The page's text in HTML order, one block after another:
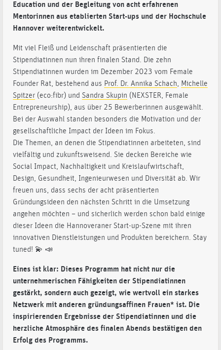
Education und der Begleitung von acht erfahrenen
Mentorinnen aus etablierten Start-ups und der Hochschule
Hannover weiterentwickelt.
Mit viel Fleiß und Leidenschaft präsentierten die
Stipendiatinnen nun ihren finalen Stand. Die zehn
Stipendiatinnen wurden im Dezember 2023 vom Female
Founder Rat, bestehend aus Prof. Dr. Annika Schach, Michelle
Spitzer (eco:fibr) und Sandra Skupin (NEXSTER, Female
Entrepreneurship), aus über 25 Bewerberinnen ausgewählt.
Bei der Auswahl standen besonders die Motivation und der
gesellschaftliche Impact der Ideen im Fokus.
Die Themen, an denen die Stipendiatinnen arbeiteten, sind
vielfältig und zukunftsweisend. Sie decken Bereiche wie
Social Impact, Nachhaltigkeit und Kreislaufwirtschaft,
Design, Gesundheit, Ingenieurwesen und Diversität ab. Wir
freuen uns, dass sechs der acht präsentierten
Gründungsideen den nächsten Schritt in die Umsetzung
angehen möchten – und sicherlich werden schon bald einige
dieser Ideen die Hannoveraner Start-up-Szene mit ihren
innovativen Dienstleistungen und Produkten bereichern. Stay
tuned! 💫 📣
Eines ist klar: Dieses Programm hat nicht nur die
unternehmerischen Fähigkeiten der Stipendiatinnen
gestärkt, sondern auch gezeigt, wie wertvoll ein starkes
Netzwerk mit anderen gründungsaffinen Frauen* ist. Die
inspirierenden Ergebnisse der Stipendiatinnen und die
herzliche Atmosphäre des finalen Abends bestätigen den
Erfolg des Programms.